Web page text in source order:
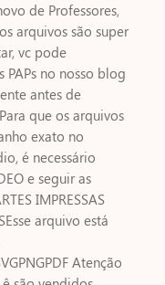
de Professores,
arquivos são super
vc pode
PAPs no nosso blog
antes de
que os arquivos
exato no
é necessário
e seguir as
IMPRESSAS
arquivo está
Atenção